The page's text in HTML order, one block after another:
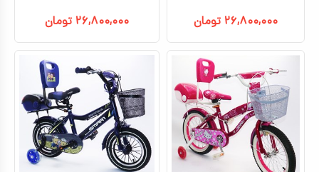
دیجیتال و هوشمند
بازی فکری
اسباب بازی ورزشی
موسیقی
کیف و کوله پشتی
اسباب بازی علمی
۲۶,۸۰۰,۰۰۰ تومان ۲۶,۸۰۰,۰۰۰ تومان